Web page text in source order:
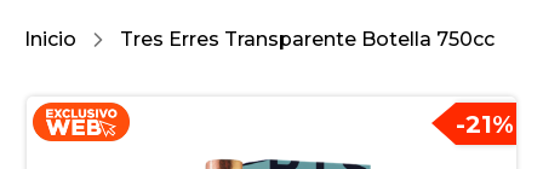
Inicio Tres Erres Transparente Botella 750cc
-21%